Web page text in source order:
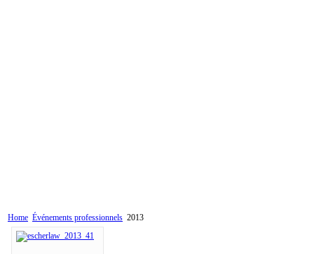
Home Événements professionnels 2013